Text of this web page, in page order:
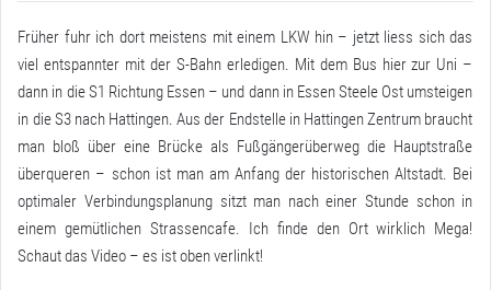
Früher fuhr ich dort meistens mit einem LKW hin – jetzt liess sich das
viel entspannter mit der S-Bahn erledigen. Mit dem Bus hier zur Uni –
dann in die S1 Richtung Essen – und dann in Essen Steele Ost umsteigen
in die S3 nach Hattingen. Aus der Endstelle in Hattingen Zentrum braucht
man bloß über eine Brücke als Fußgängerüberweg die Hauptstraße
überqueren – schon ist man am Anfang der historischen Altstadt. Bei
optimaler Verbindungsplanung sitzt man nach einer Stunde schon in
einem gemütlichen Strassencafe. Ich finde den Ort wirklich Mega!
Schaut das Video – es ist oben verlinkt!